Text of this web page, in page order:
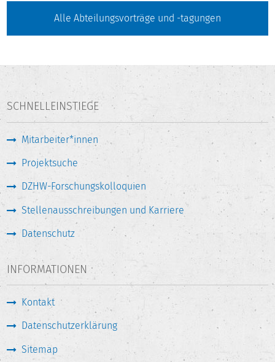
Alle Abteilungsvorträge und -tagungen
SCHNELLEINSTIEGE
Mitarbeiter*innen
Projektsuche
DZHW-Forschungskolloquien
Stellenausschreibungen und Karriere
Datenschutz
INFORMATIONEN
Kontakt
Datenschutzerklärung
Sitemap